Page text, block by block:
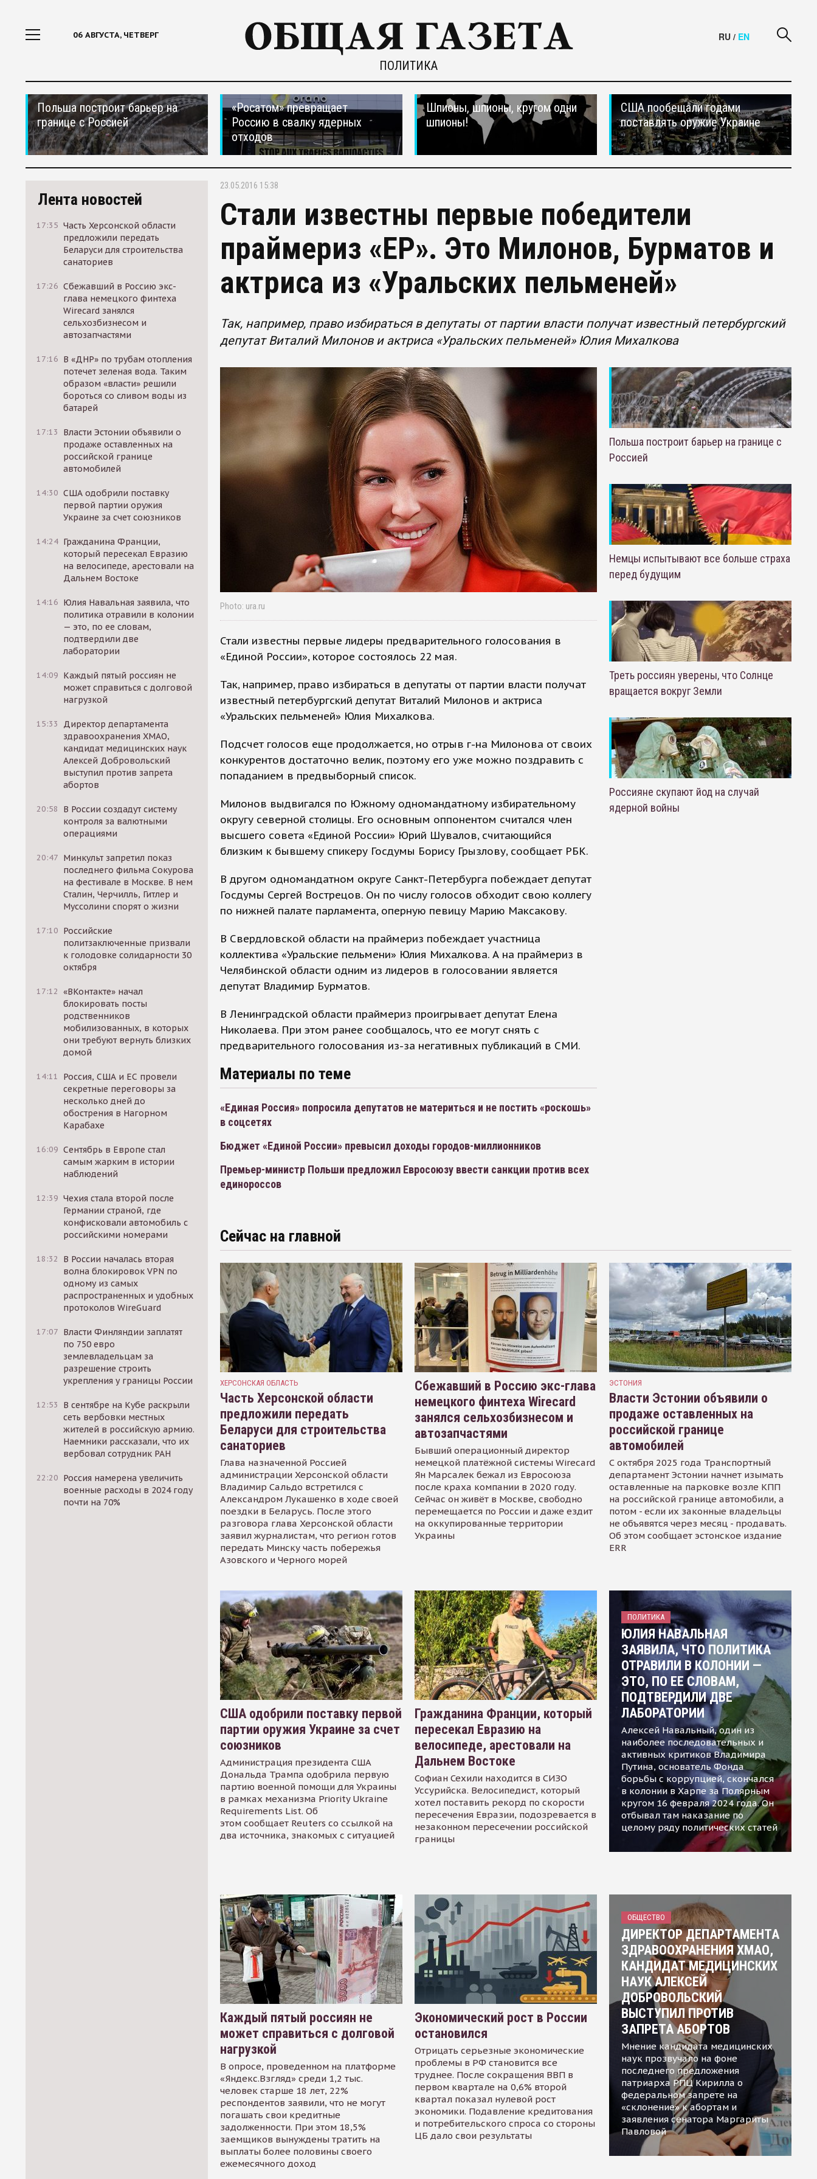
06 АВГУСТА, ЧЕТВЕРГ
ПОЛИТИКА
RU / EN
Польша построит барьер на
границе с Россией
«Росатом» превращает
Россию в свалку ядерных
отходов
Шпионы, шпионы, кругом одни
шпионы!
США пообещали годами
поставлять оружие Украине
Лента новостей
17:35 Часть Херсонской области
предложили передать
Беларуси для строительства
санаториев
17:26 Сбежавший в Россию экс-
глава немецкого финтеха
Wirecard занялся
сельхозбизнесом и
автозапчастями
17:16 В «ДНР» по трубам отопления
потечет зеленая вода. Таким
образом «власти» решили
бороться со сливом воды из
батарей
17:13
Власти Эстонии объявили о
продаже оставленных на
российской границе
автомобилей
14:30 США одобрили поставку
первой партии оружия
Украине за счет союзников
14:24 Гражданина Франции,
который пересекал Евразию
на велосипеде, арестовали на
Дальнем Востоке
14:16 Юлия Навальная заявила, что
политика отравили в колонии
— это, по ее словам,
подтвердили две
лаборатории
14:09 Каждый пятый россиян не
может справиться с долговой
нагрузкой
15:33
Директор департамента
здравоохранения ХМАО,
кандидат медицинских наук
Алексей Добровольский
выступил против запрета
абортов
20:58
В России создадут систему
контроля за валютными
операциями
20:47 Минкульт запретил показ
последнего фильма Сокурова
на фестивале в Москве. В нем
Сталин, Черчилль, Гитлер и
Муссолини спорят о жизни
17:10 Российские
политзаключенные призвали
к голодовке солидарности 30
октября
17:12 «ВКонтакте» начал
блокировать посты
родственников
мобилизованных, в которых
они требуют вернуть близких
домой
14:11
Россия, США и ЕС провели
секретные переговоры за
несколько дней до
обострения в Нагорном
Карабахе
16:09 Сентябрь в Европе стал
самым жарким в истории
наблюдений
12:39 Чехия стала второй после
Германии страной, где
конфисковали автомобиль с
российскими номерами
18:32
В России началась вторая
волна блокировок VPN по
одному из самых
распространенных и удобных
протоколов WireGuard
17:07 Власти Финляндии заплатят
по 750 евро
землевладельцам за
разрешение строить
укрепления у границы России
12:53
В сентябре на Кубе раскрыли
сеть вербовки местных
жителей в российскую армию.
Наемники рассказали, что их
вербовал сотрудник РАН
22:20 Россия намерена увеличить
военные расходы в 2024 году
почти на 70%
23.05.2016 15:38
Стали известны первые победители
праймериз «ЕР». Это Милонов, Бурматов и
актриса из «Уральских пельменей»
Так, например, право избираться в депутаты от партии власти получат известный петербургский
депутат Виталий Милонов и актриса «Уральских пельменей» Юлия Михалкова
Photo: ura.ru
Стали известны первые лидеры предварительного голосования в
«Единой России», которое состоялось 22 мая.
Так, например, право избираться в депутаты от партии власти получат
известный петербургский депутат Виталий Милонов и актриса
«Уральских пельменей» Юлия Михалкова.
Подсчет голосов еще продолжается, но отрыв г-на Милонова от своих
конкурентов достаточно велик, поэтому его уже можно поздравить с
попаданием в предвыборный список.
Милонов выдвигался по Южному одномандатному избирательному
округу северной столицы. Его основным оппонентом считался член
высшего совета «Единой России» Юрий Шувалов, считающийся
близким к бывшему спикеру Госдумы Борису Грызлову, сообщает РБК.
В другом одномандатном округе Санкт-Петербурга побеждает депутат
Госдумы Сергей Вострецов. Он по числу голосов обходит свою коллегу
по нижней палате парламента, оперную певицу Марию Максакову.
В Свердловской области на праймериз побеждает участница
коллектива «Уральские пельмени» Юлия Михалкова. А на праймериз в
Челябинской области одним из лидеров в голосовании является
депутат Владимир Бурматов.
В Ленинградской области праймериз проигрывает депутат Елена
Николаева. При этом ранее сообщалось, что ее могут снять с
предварительного голосования из-за негативных публикаций в СМИ.
Материалы по теме
«Единая Россия» попросила депутатов не материться и не постить «роскошь»
в соцсетях
Бюджет «Единой России» превысил доходы городов-миллионников
Премьер-министр Польши предложил Евросоюзу ввести санкции против всех
единороссов
Польша построит барьер на границе с
Россией
Немцы испытывают все больше страха
перед будущим
Треть россиян уверены, что Солнце
вращается вокруг Земли
Россияне скупают йод на случай
ядерной войны
Сейчас на главной
ХЕРСОНСКАЯ ОБЛАСТЬ
Часть Херсонской области
предложили передать
Беларуси для строительства
санаториев
Глава назначенной Россией
администрации Херсонской области
Владимир Сальдо встретился с
Александром Лукашенко в ходе своей
поездки в Беларусь. После этого
разговора глава Херсонской области
заявил журналистам, что регион готов
передать Минску часть побережья
Азовского и Черного морей
Сбежавший в Россию экс-глава
немецкого финтеха Wirecard
занялся сельхозбизнесом и
автозапчастями
Бывший операционный директор
немецкой платёжной системы Wirecard
Ян Марсалек бежал из Евросоюза
после краха компании в 2020 году.
Сейчас он живёт в Москве, свободно
перемещается по России и даже ездит
на оккупированные территории
Украины
ЭСТОНИЯ
Власти Эстонии объявили о
продаже оставленных на
российской границе
автомобилей
С октября 2025 года Транспортный
департамент Эстонии начнет изымать
оставленные на парковке возле КПП
на российской границе автомобили, а
потом - если их законные владельцы
не объявятся через месяц - продавать.
Об этом сообщает эстонское издание
ERR
США одобрили поставку первой
партии оружия Украине за счет
союзников
Администрация президента США
Дональда Трампа одобрила первую
партию военной помощи для Украины
в рамках механизма Priority Ukraine
Requirements List. Об
этом сообщает Reuters со ссылкой на
два источника, знакомых с ситуацией
Гражданина Франции, который
пересекал Евразию на
велосипеде, арестовали на
Дальнем Востоке
Софиан Сехили находится в СИЗО
Уссурийска. Велосипедист, который
хотел поставить рекорд по скорости
пересечения Евразии, подозревается в
незаконном пересечении российской
границы
ПОЛИТИКА
ЮЛИЯ НАВАЛЬНАЯ
ЗАЯВИЛА, ЧТО ПОЛИТИКА
ОТРАВИЛИ В КОЛОНИИ —
ЭТО, ПО ЕЕ СЛОВАМ,
ПОДТВЕРДИЛИ ДВЕ
ЛАБОРАТОРИИ
Алексей Навальный, один из
наиболее последовательных и
активных критиков Владимира
Путина, основатель Фонда
борьбы с коррупцией, скончался
в колонии в Харпе за Полярным
кругом 16 февраля 2024 года. Он
отбывал там наказание по
целому ряду политических статей
Каждый пятый россиян не
может справиться с долговой
нагрузкой
В опросе, проведенном на платформе
«Яндекс.Взгляд» среди 1,2 тыс.
человек старше 18 лет, 22%
респондентов заявили, что не могут
погашать свои кредитные
задолженности. При этом 18,5%
заемщиков вынуждены тратить на
выплаты более половины своего
ежемесячного доход
Экономический рост в России
остановился
Отрицать серьезные экономические
проблемы в РФ становится все
труднее. После сокращения ВВП в
первом квартале на 0,6% второй
квартал показал нулевой рост
экономики. Подавление кредитования
и потребительского спроса со стороны
ЦБ дало свои результаты
ОБЩЕСТВО
ДИРЕКТОР ДЕПАРТАМЕНТА
ЗДРАВООХРАНЕНИЯ ХМАО,
КАНДИДАТ МЕДИЦИНСКИХ
НАУК АЛЕКСЕЙ
ДОБРОВОЛЬСКИЙ
ВЫСТУПИЛ ПРОТИВ
ЗАПРЕТА АБОРТОВ
Мнение кандидата медицинских
наук прозвучало на фоне
последнего предложения
патриарха РПЦ Кирилла о
федеральном запрете на
«склонение» к абортам и
заявления сенатора Маргариты
Павловой